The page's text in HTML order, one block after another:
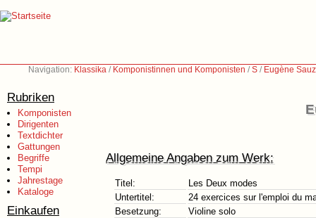
Navigation: Klassika / Komponistinnen und Komponisten /S / Eugène
Rubriken
Komponisten
Dirigenten
Textdichter
Gattungen
Begriffe
Tempi
Jahrestage
Kataloge
Einkaufen
Allgemeine Angaben zum Werk:
Titel:
Les Deux modes
Untertitel:
24 exercices sur l'emploi du
Besetzung:
Violine solo